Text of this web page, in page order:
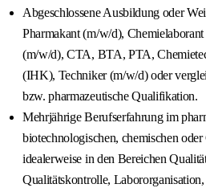
Abgeschlossene Ausbildung oder
Pharmakant (m/w/d),
(m/w/d), CTA, BTA, PTA,
(IHK), Techniker (m/w/d) oder
bzw. pharmazeutische Qualifikation.
Mehrjährige Berufserfahrung im
biotechnologischen, chemischen
idealerweise in den Bereichen
Qualitätskontrolle,